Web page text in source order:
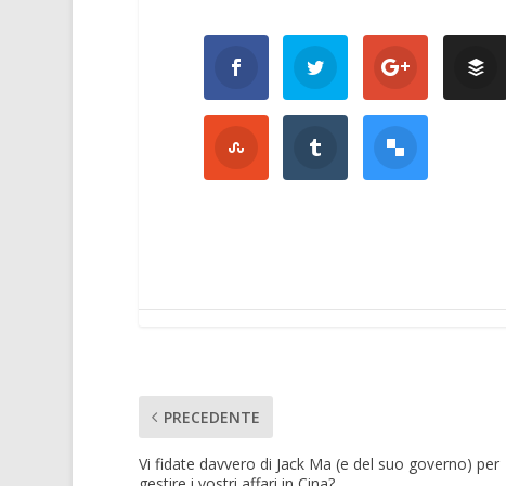
PRECEDENTE
Vi fidate davvero di Jack Ma (e del suo governo) per